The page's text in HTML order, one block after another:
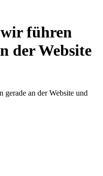
führen
der Website
an der Website und